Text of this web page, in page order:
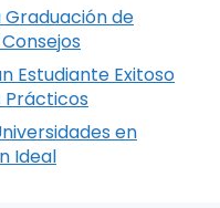
de
Estudiante Exitoso
Prácticos
en
Ideal